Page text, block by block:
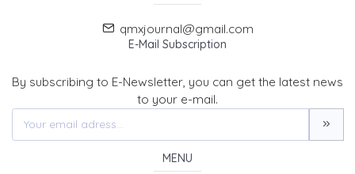
qmxjournal@gmail.com
E-Mail Subscription
By subscribing to E-Newsletter, you can get the latest news
to your e-mail.
MENU